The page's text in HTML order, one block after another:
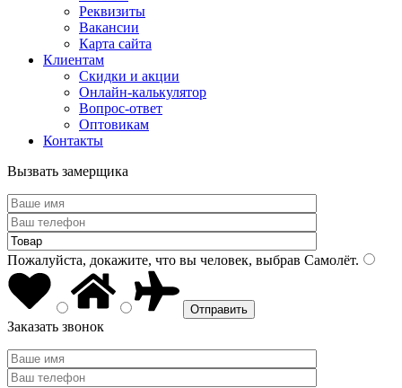
Реквизиты
Вакансии
Карта сайта
Клиентам
Скидки и акции
Онлайн-калькулятор
Вопрос-ответ
Оптовикам
Контакты
Вызвать замерщика
Пожалуйста, докажите, что вы человек, выбрав Самолёт.
Заказать звонок